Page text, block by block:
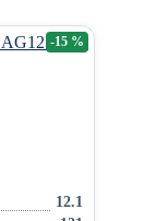
12.1
-15 %